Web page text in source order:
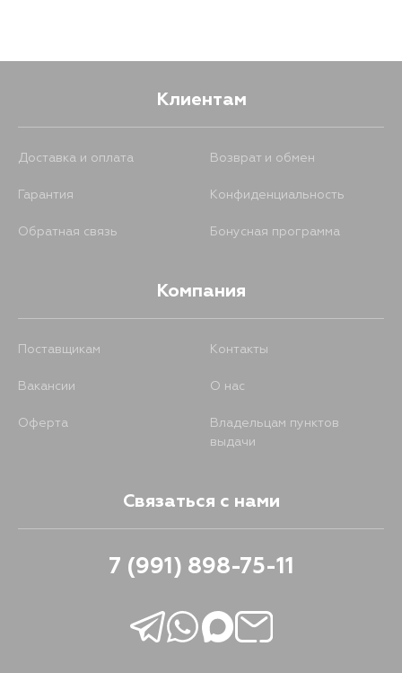
Клиентам
Доставка и оплата Возврат и обмен
Гарантия Конфиденциальность
Обратная связь Бонусная программа
Компания
Поставщикам Контакты
Вакансии О нас
Оферта
Владельцам пунктов
выдачи
Связаться с нами
7 (991) 898-75-11